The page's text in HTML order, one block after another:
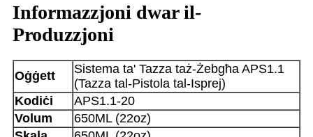
Informazzjoni dwar il-
Produzzjoni
Oġġett
Sistema ta' Tazza taż-Żebgħa APS1.1
(Tazza tal-Pistola tal-Isprej)
Kodiċi
APS1.1-20
Volum
650ML (22oz)